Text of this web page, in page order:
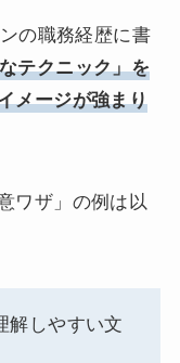
の職務経歴に書
テクニック」を
メージが強まり
ワザ」の例は以
解しやすい文